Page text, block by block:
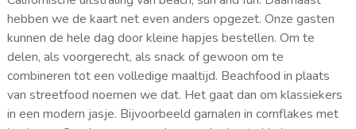
hebben we de kaart net even anders opgezet. Onze gasten
kunnen de hele dag door kleine hapjes bestellen. Om te
delen, als voorgerecht, als snack of gewoon om te
combineren tot een volledige maaltijd. Beachfood in plaats
van streetfood noemen we dat. Het gaat dan om klassiekers
in een modern jasje. Bijvoorbeeld garnalen in cornflakes met